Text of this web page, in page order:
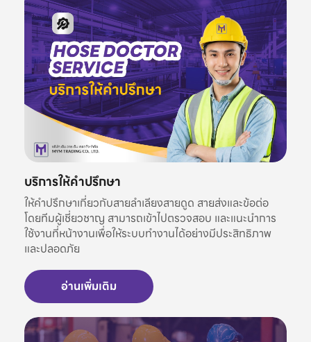
บริการให้คำปรึกษา
ให้คำปรึกษาเกี่ยวกับสายลำเลียงสายดูด สายส่งและข้อต่อ
โดยทีมผู้เชี่ยวชาญ สามารถเข้าไปตรวจสอบ และแนะนำการ
ใช้งานที่หน้างานเพื่อให้ระบบทำงานได้อย่างมีประสิทธิภาพ
และปลอดภัย
อ่านเพิ่มเติม